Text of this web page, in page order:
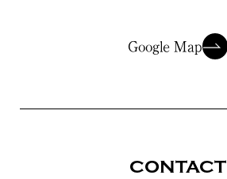
Google Map
CONTACT